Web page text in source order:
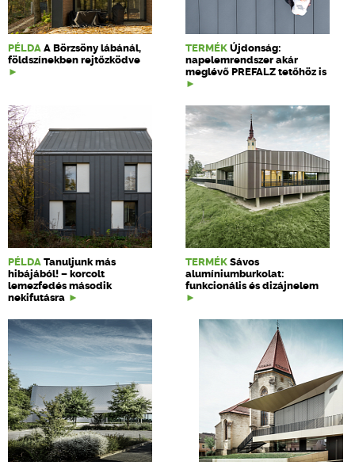
PÉLDA A Börzsöny lábánál,
földszínekben rejtőzködve
TERMÉK Újdonság:
napelemrendszer akár
meglévő PREFALZ tetőhöz is
PÉLDA Tanuljunk más
hibájából! – korcolt
lemezfedés második
nekifutásra
TERMÉK Sávos
alumíniumburkolat:
funkcionális és dizájnelem